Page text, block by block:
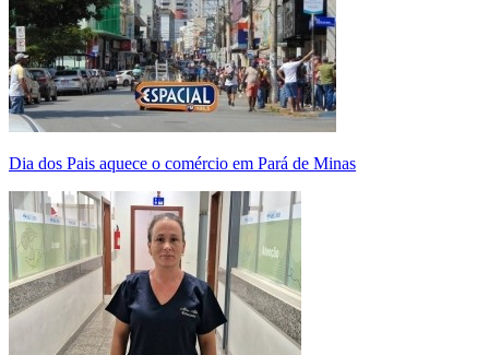
Dia dos Pais aquece o comércio em Pará de Minas